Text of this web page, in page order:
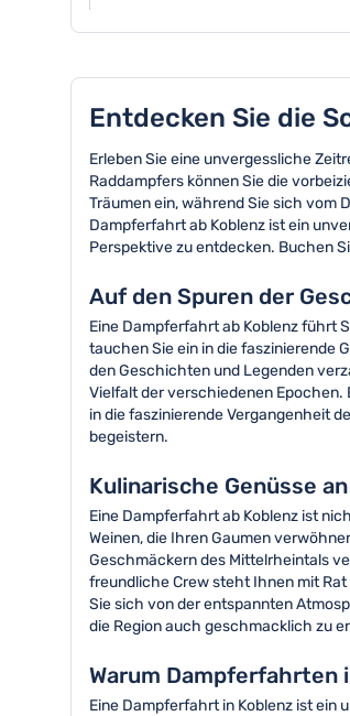
Entdecken Sie die
Erleben Sie eine unvergessliche
Raddampfers können Sie die
Träumen ein, während Sie sich vom
Dampferfahrt ab Koblenz ist ein
Perspektive zu entdecken. Buchen
Auf den Spuren der
Eine Dampferfahrt ab Koblenz führt
tauchen Sie ein in die faszinierende
den Geschichten und Legenden
Vielfalt der verschiedenen Epochen.
in die faszinierende Vergangenheit
begeistern.
Kulinarische Genüsse
Eine Dampferfahrt ab Koblenz ist
Weinen, die Ihren Gaumen
Geschmäckern des Mittelrheintals
freundliche Crew steht Ihnen mit Rat
Sie sich von der entspannten
die Region auch geschmacklich zu
Warum Dampferfahrten
Eine Dampferfahrt in Koblenz ist ein